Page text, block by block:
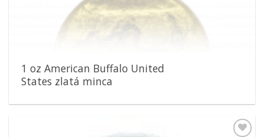
1 oz American Buffalo United
States zlatá minca